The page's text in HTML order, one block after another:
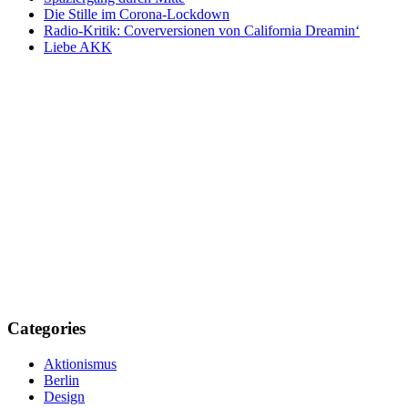
Die Stille im Corona-Lockdown
Radio-Kritik: Coverversionen von California Dreamin‘
Liebe AKK
Categories
Aktionismus
Berlin
Design